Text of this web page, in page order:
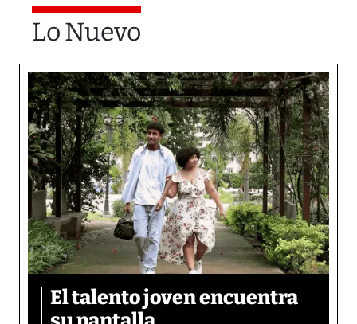
Lo Nuevo
El talento joven encuentra